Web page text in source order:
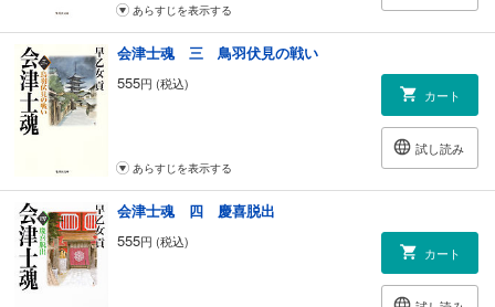
あらすじを表示する
会津士魂 三 鳥羽伏見の戦い
555円 (税込)
カート
試し読み
あらすじを表示する
会津士魂 四 慶喜脱出
555円 (税込)
カート